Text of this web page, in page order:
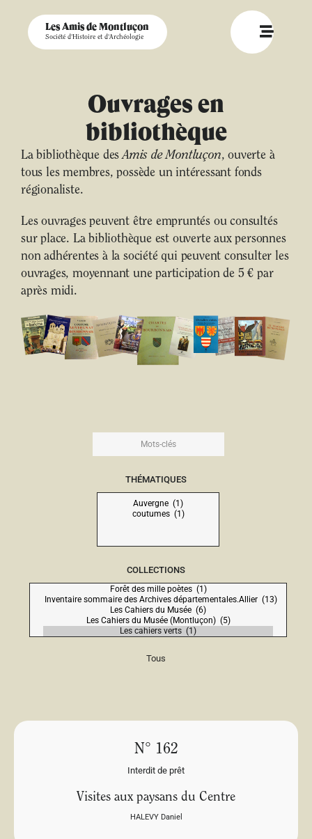
Les Amis de Montluçon
Société d'Histoire et d'Archéologie
Ouvrages en
bibliothèque
La bibliothèque desAmis de Montluçon, ouverte à
tous les membres, possède un intéressant fonds
régionaliste.
Les ouvrages peuvent être empruntés ou consultés
sur place. La bibliothèque est ouverte aux personnes
non adhérentes à la société qui peuvent consulter les
ouvrages, moyennant une participation de 5 € par
après midi.
THÉMATIQUES
COLLECTIONS
Tous
N° 162
Interdit de prêt
Visites aux paysans du Centre
HALEVY Daniel